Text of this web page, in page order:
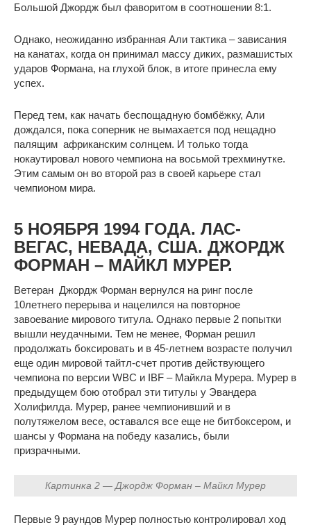
Большой Джордж был фаворитом в соотношении 8:1.
Однако, неожиданно избранная Али тактика – зависания
на канатах, когда он принимал массу диких, размашистых
ударов Формана, на глухой блок, в итоге принесла ему
успех.
Перед тем, как начать беспощадную бомбёжку, Али
дождался, пока соперник не вымахается под нещадно
палящим африканским солнцем. И только тогда
нокаутировал нового чемпиона на восьмой трехминутке.
Этим самым он во второй раз в своей карьере стал
чемпионом мира.
5 НОЯБРЯ 1994 ГОДА. ЛАС-
ВЕГАС, НЕВАДА, США. ДЖОРДЖ
ФОРМАН – МАЙКЛ МУРЕР.
Ветеран Джордж Форман вернулся на ринг после
10летнего перерыва и нацелился на повторное
завоевание мирового титула. Однако первые 2 попытки
вышли неудачными. Тем не менее, Форман решил
продолжать боксировать и в 45-летнем возрасте получил
еще один мировой тайтл-счет против действующего
чемпиона по версии WBC и IBF – Майкла Мурера. Мурер в
предыдущем бою отобрал эти титулы у Эвандера
Холифилда. Мурер, ранее чемпионивший и в
полутяжелом весе, оставался все еще не битбоксером, и
шансы у Формана на победу казались, были
призрачными.
Картинка 2 — Джордж Форман – Майкл Мурер
Первые 9 раундов Мурер полностью контролировал ход